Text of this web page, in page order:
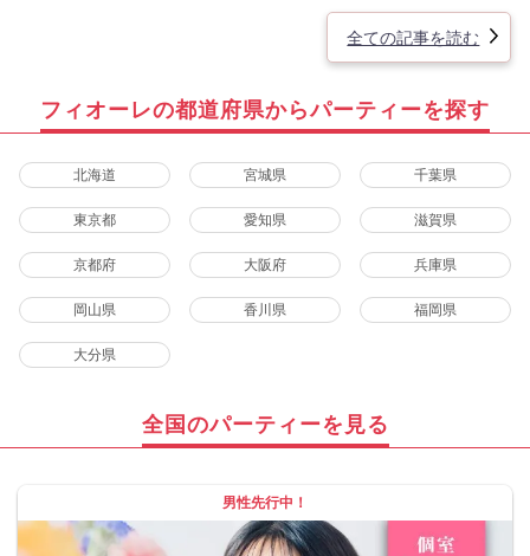
全ての記事を読む
フィオーレの都道府県からパーティーを探す
北海道 宮城県 千葉県
東京都 愛知県 滋賀県
京都府 大阪府 兵庫県
岡山県 香川県 福岡県
大分県
全国のパーティーを見る
男性先行中！